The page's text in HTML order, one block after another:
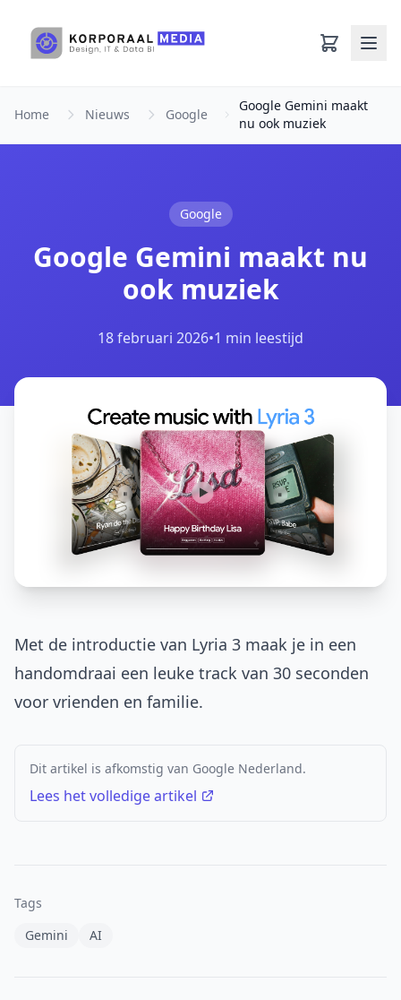
Home Nieuws Google
Google Gemini maakt
nu ook muziek
Google
Google Gemini maakt nu
ook muziek
18 februari 2026•1 min leestijd
Met de introductie van Lyria 3 maak je in een
handomdraai een leuke track van 30 seconden
voor vrienden en familie.
Dit artikel is afkomstig van Google Nederland.
Lees het volledige artikel
Tags
Gemini
AI